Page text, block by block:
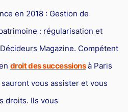
en 2018 : Gestion de
: régularisation et
Magazine. Compétent
droit des successionsà Paris
vous assister et vous
droits. Ils vous